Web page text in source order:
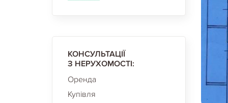
КОНСУЛЬТАЦІЇ
З НЕРУХОМОСТІ:
Оренда
Купівля